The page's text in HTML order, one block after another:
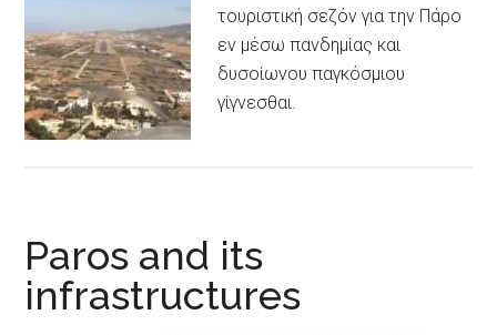
τουριστική σεζόν για την Πάρο
εν μέσω πανδημίας και
δυσοίωνου παγκόσμιου
γίγνεσθαι.
Paros and its
infrastructures